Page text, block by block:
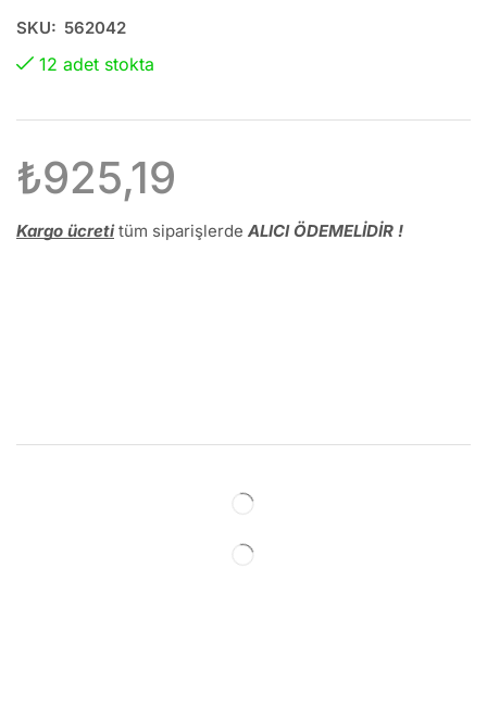
SKU: 562042
12 adet stokta
₺925,19
Kargo ücretitüm siparişlerde ALICI ÖDEMELİDİR !